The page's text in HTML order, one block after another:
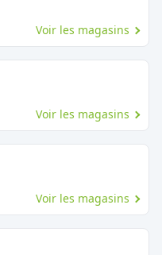
Voir les magasins
Voir les magasins
Voir les magasins